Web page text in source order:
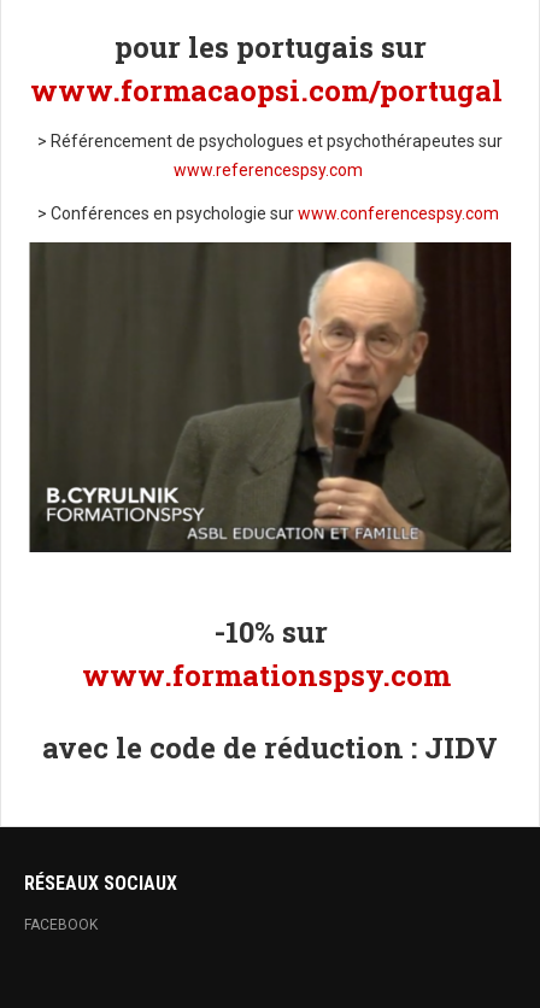
pour les portugais sur
www.formacaopsi.com/portugal
> Référencement de psychologues et psychothérapeutes sur
www.referencespsy.com
> Conférences en psychologie surwww.conferencespsy.com
-10% sur
www.formationspsy.com
avec le code de réduction : JIDV
RÉSEAUX SOCIAUX
FACEBOOK